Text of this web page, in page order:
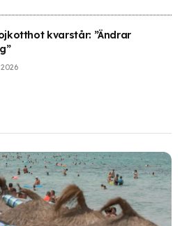
kvarstår: ”Ändrar